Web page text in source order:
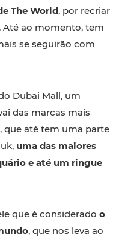
The World, por recriar
ao momento, tem
se seguirão com
Dubai Mall, um
das marcas mais
que até tem uma parte
uma das maiores
e até um ringue
que é considerado o
, que nos leva ao